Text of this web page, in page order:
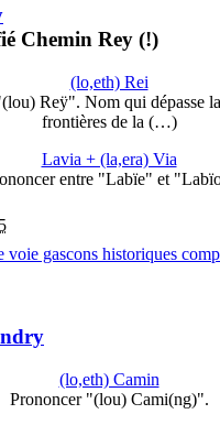
Chemin Rey (!)
(lo,eth) Rei
Reÿ". Nom qui dépasse
frontières de la (…)
Lavia + (la,era) Via
entre "Labïe" et
voie gascons historiques
(lo,eth) Camin
Prononcer "(lou) Cami(ng)".